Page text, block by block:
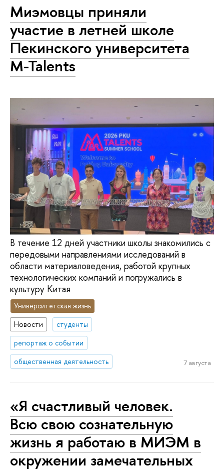
Миэмовцы приняли
участие в летней школе
Пекинского университета
M-Talents
В течение 12 дней участники школы знакомились с
передовыми направлениями исследований в
области материаловедения, работой крупных
технологических компаний и погружались в
культуру Китая
Университетская жизнь
Новости
студенты
репортаж о событии
общественная деятельность
7 августа
«Я счастливый человек.
Всю свою сознательную
жизнь я работаю в МИЭМ в
окружении замечательных